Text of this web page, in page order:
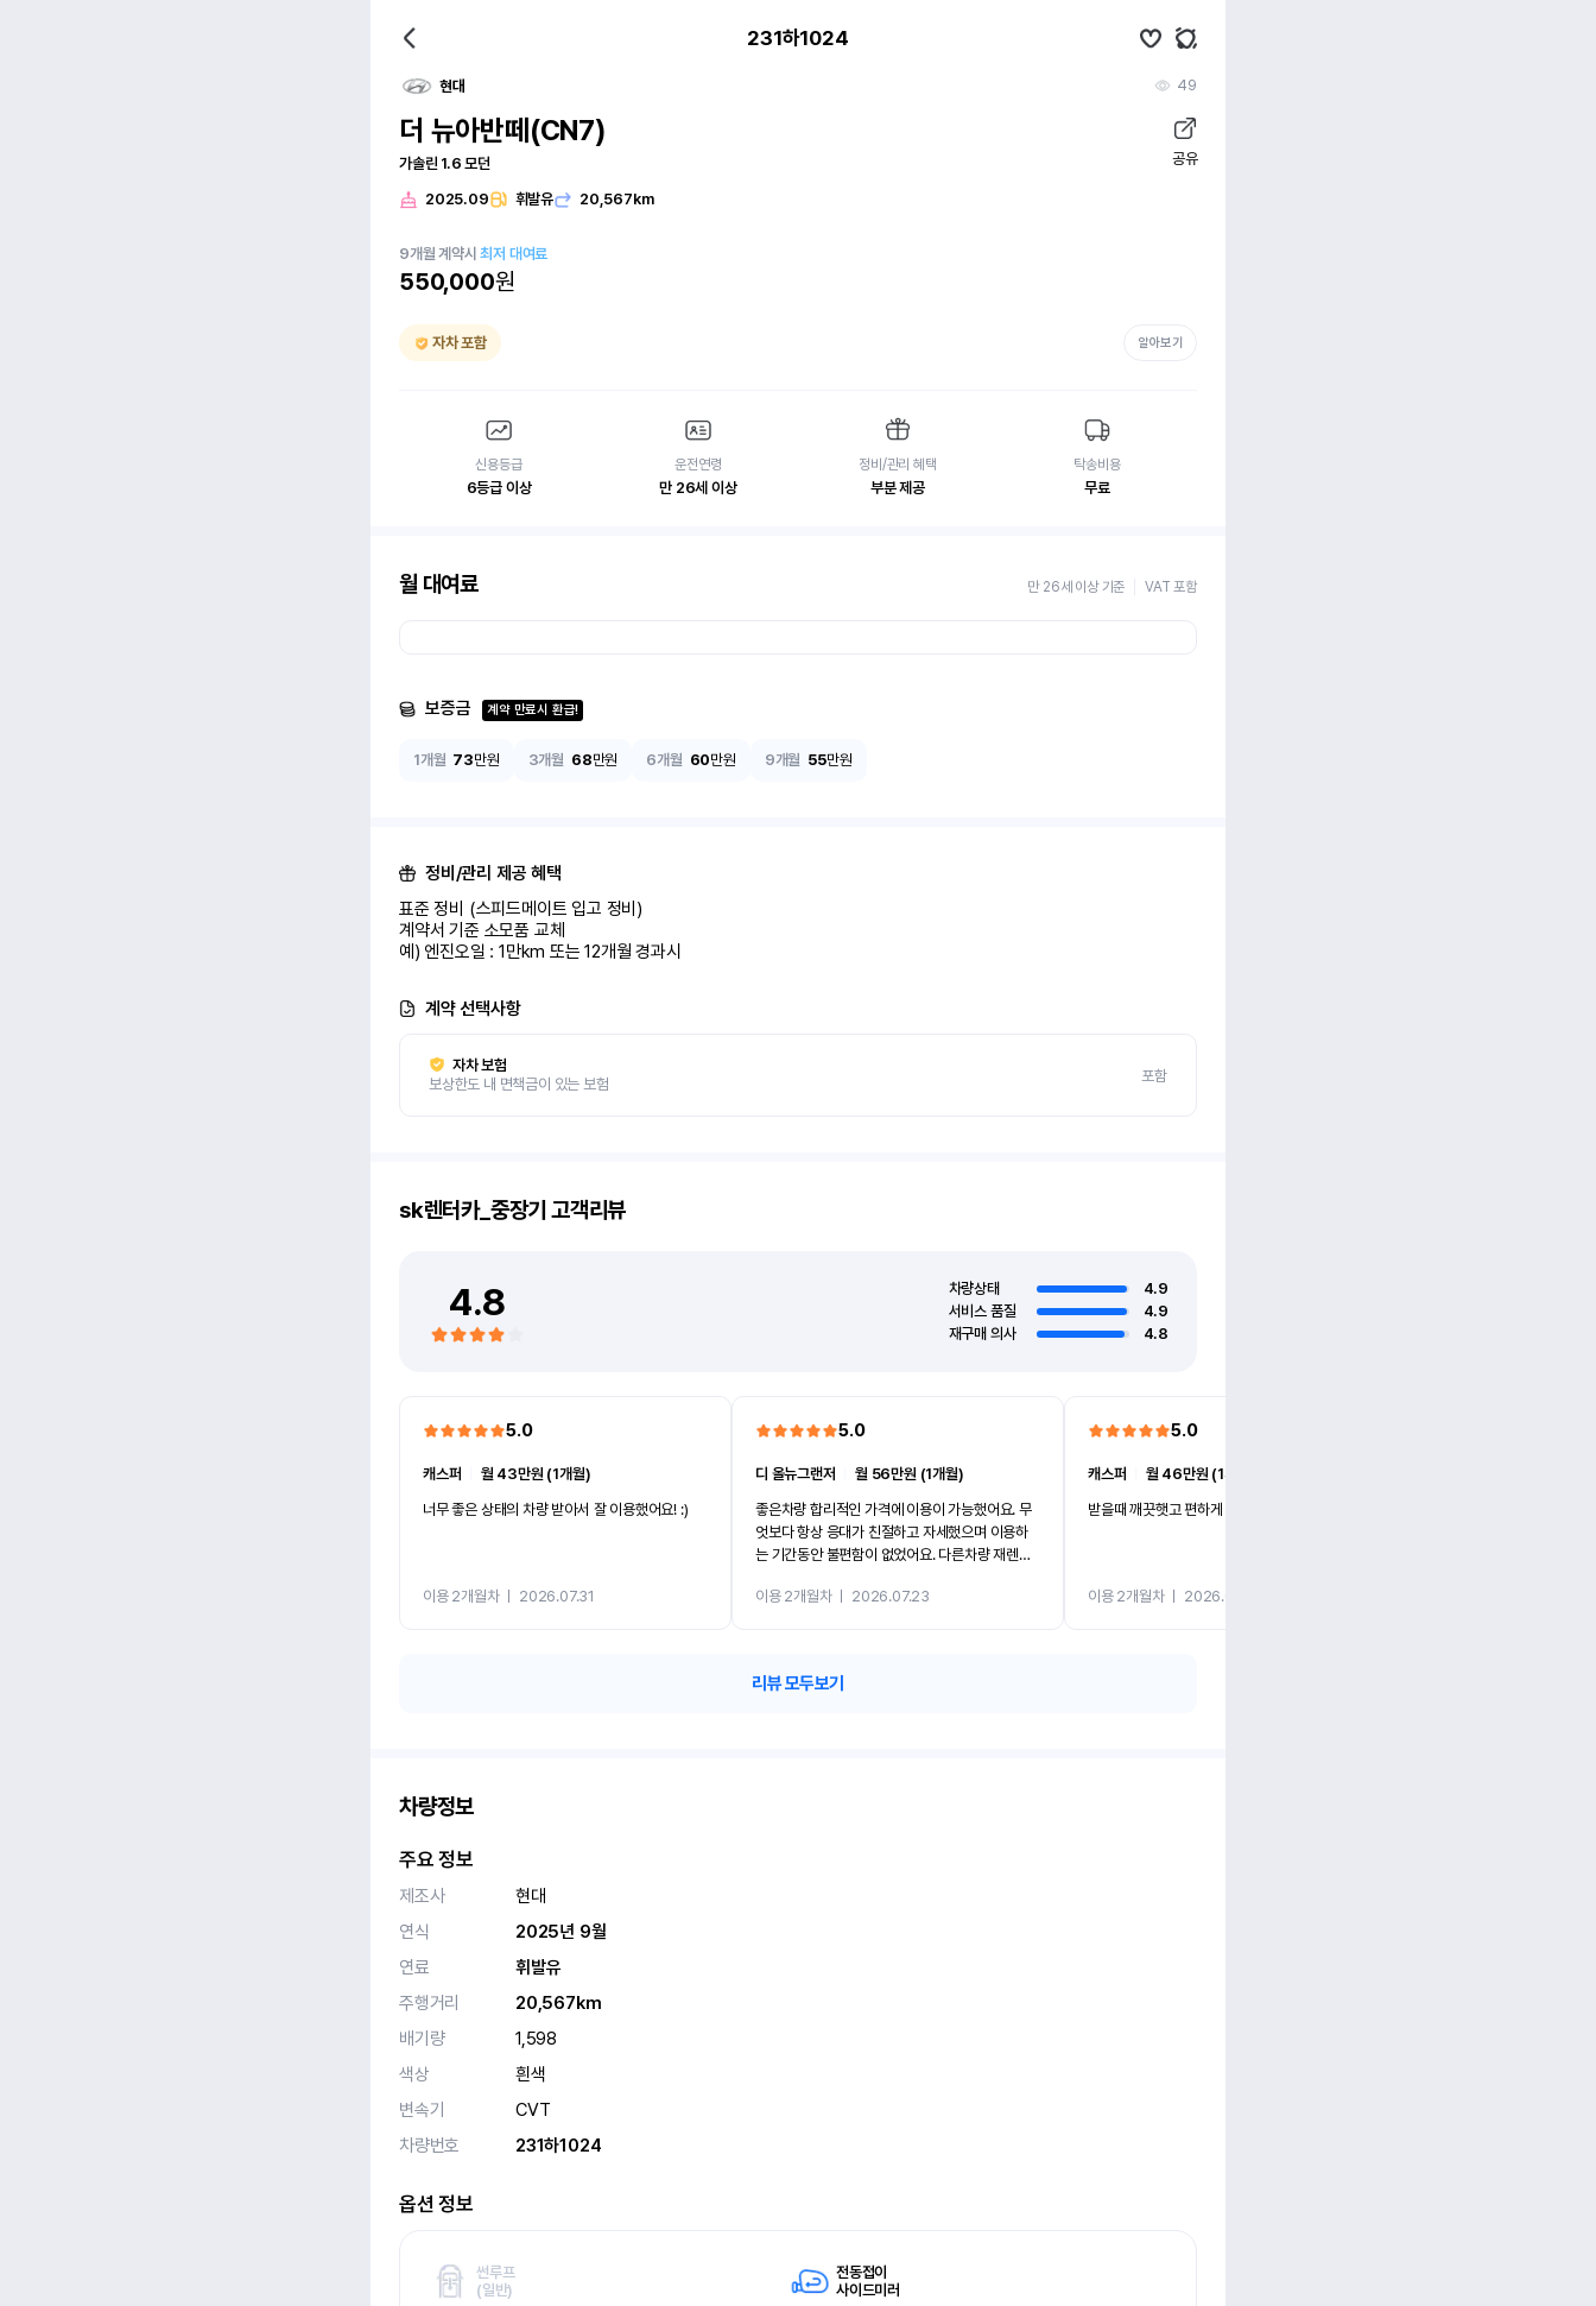
231하1024
현대 49
더 뉴아반떼(CN7)
가솔린 1.6 모던 공유
2025.09 휘발유 20,567km
9개월 계약시최저 대여료
550,000원
자차 포함 알아보기
신용등급
6등급 이상
운전연령
만 26세 이상
정비/관리 혜택
부분 제공
탁송비용
무료
월 대여료 만 26세 이상 기준 VAT 포함
보증금 계약 만료시 환급!
1개월 73만원 3개월 68만원 6개월 60만원 9개월 55만원
정비/관리 제공 혜택
표준 정비 (스피드메이트 입고 정비)
계약서 기준 소모품 교체
예) 엔진오일 : 1만km 또는 12개월 경과시
계약 선택사항
자차 보험
보상한도 내 면책금이 있는 보험
포함
sk렌터카_중장기 고객리뷰
4.8 차량상태
4.9
서비스 품질
4.9
재구매 의사
4.8
5.0
캐스퍼
월 43만원 (1개월)
너무 좋은 상태의 차량 받아서 잘 이용했어요! :)
이용 2개월차ㅣ 2026.07.31
5.0
디 올뉴그랜저 ㅣ월 56만원 (1개월)
좋은차량 합리적인 가격에 이용이 가능했어요. 무
엇보다 항상 응대가 친절하고 자세했으며 이용하
는 기간동안 불편함이 없었어요. 다른차량 재렌트
카 렌트 고민없이 강추합니다!!
이용 2개월차ㅣ 2026.07.23
5.0
캐스퍼
월 46만원 (1개월)
받을때 깨끗햇고 편하게 잘이용했습니다!
이용 2개월차ㅣ 2026.07.08
리뷰 모두보기
차량정보
주요 정보
제조사
현대
연식
2025년 9월
연료
휘발유
주행거리
20,567km
배기량
1,598
색상
흰색
변속기
CVT
차량번호
231하1024
옵션 정보
썬루프
(일반)
전동접이
사이드미러